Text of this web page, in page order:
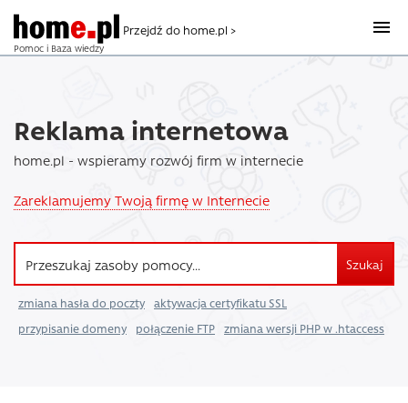
Pomoc i Baza wiedzy
Przejdź do home.pl >
Reklama internetowa
home.pl - wspieramy rozwój firm w internecie
Zareklamujemy Twoją firmę w Internecie
Szukaj
zmiana hasła do poczty
aktywacja certyfikatu SSL
przypisanie domeny
połączenie FTP zmiana wersji PHP w .htaccess